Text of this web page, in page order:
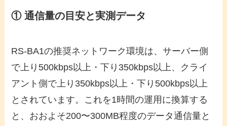
① 通信量の目安と実測データ
RS-BA1の推奨ネットワーク環境は、サーバー側
で上り500kbps以上・下り350kbps以上、クライ
アント側で上り350kbps以上・下り500kbps以上
とされています。これを1時間の運用に換算する
と、おおよそ200〜300MB程度のデータ通信量と